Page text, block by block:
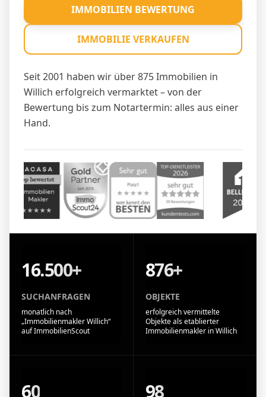
Seit 2001 haben wir über 875 Immobilien in
Willich erfolgreich vermarktet – von der
Bewertung bis zum Notartermin: alles aus einer
Hand.
IMMOBILIEN BEWERTUNG
IMMOBILIE VERKAUFEN
16.500+
SUCHANFRAGEN
monatlich nach
„Immobilienmakler Willich“
auf ImmobilienScout
876+
OBJEKTE
erfolgreich vermittelte
Objekte als etablierter
Immobilienmakler in Willich
60 98